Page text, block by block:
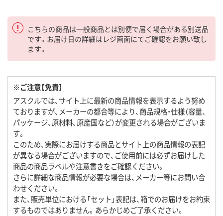
こちらの商品は一般商品とは別便で届く場合がある別送品
です。お届け日の詳細はレジ画面にてご確認をお願い致し
ます。
※ご注意【免責】
アスクルでは、サイト上に最新の商品情報を表示するよう努め
ておりますが、メーカーの都合等により、商品規格・仕様（容量、
パッケージ、原材料、原産国など）が変更される場合がございま
す。
このため、実際にお届けする商品とサイト上の商品情報の表記
が異なる場合がございますので、ご使用前には必ずお届けした
商品の商品ラベルや注意書きをご確認ください。
さらに詳細な商品情報が必要な場合は、メーカー等にお問い合
わせください。
また、販売単位における「セット」表記は、箱でのお届けをお約束
するものではありません。あらかじめご了承ください。